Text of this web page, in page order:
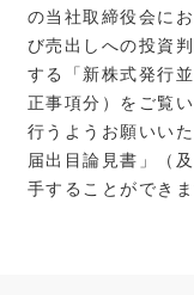
の当社取締役会に
び売出しへの投資
する「新株式発行
正事項分）をご覧
行うようお願いい
届出目論見書」（
手することができま